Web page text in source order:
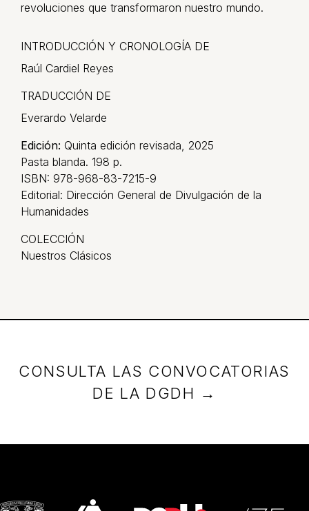
revoluciones que transformaron nuestro mundo.
INTRODUCCIÓN Y CRONOLOGÍA DE
Raúl Cardiel Reyes
TRADUCCIÓN DE
Everardo Velarde
Edición: Quinta edición revisada, 2025
Pasta blanda. 198 p.
ISBN: 978-968-83-7215-9
Editorial: Dirección General de Divulgación de la
Humanidades
COLECCIÓN
Nuestros Clásicos
CONSULTA LAS CONVOCATORIAS
DE LA DGDH →